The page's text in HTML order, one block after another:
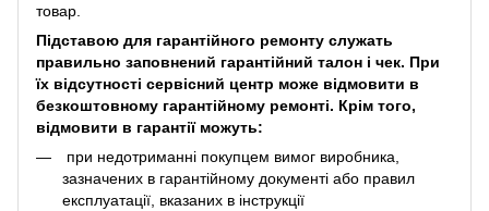
товар.
Підставою для гарантійного ремонту служать
правильно заповнений гарантійний талон і чек. При
їх відсутності сервісний центр може відмовити в
безкоштовному гарантійному ремонті. Крім того,
відмовити в гарантії можуть:
при недотриманні покупцем вимог виробника,
зазначених в гарантійному документі або правил
експлуатації, вказаних в інструкції